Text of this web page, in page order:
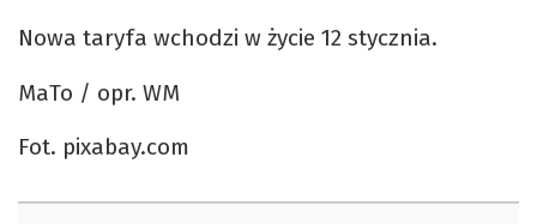
Nowa taryfa wchodzi w życie 12 stycznia.
MaTo / opr. WM
Fot. pixabay.com